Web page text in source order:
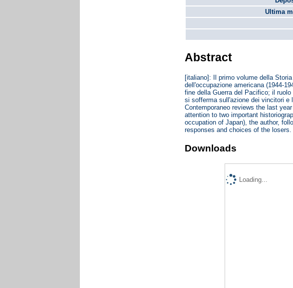
Ultima
Abstract
[italiano]: Il primo volume della
dell'occupazione americana (1944-
fine della Guerra del Pacifico; il
si sofferma sull'azione dei vincitori
Contemporaneo reviews the last
attention to two important
occupation of Japan), the author,
responses and choices of the losers.
Downloads
Loading...